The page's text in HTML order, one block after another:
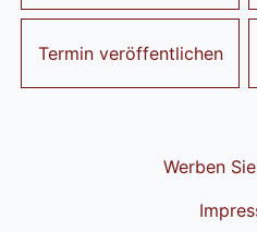
Termin veröffentlichen
Werben